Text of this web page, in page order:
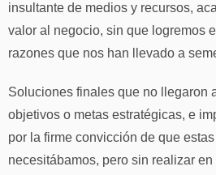
insultante de medios y recursos,
valor al negocio, sin que logremos
razones que nos han llevado a
Soluciones finales que no llegaron
objetivos o metas estratégicas, e
por la firme convicción de que
necesitábamos, pero sin realizar